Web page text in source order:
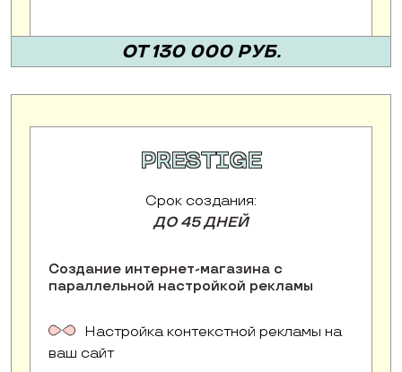
ОТ 130 000 РУБ.
PRESTIGE
Срок создания:
ДО 45 ДНЕЙ
Создание интернет-магазина с
параллельной настройкой рекламы
Настройка контекстной рекламы на
ваш сайт